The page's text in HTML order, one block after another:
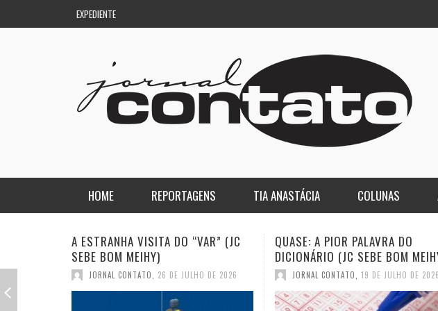
EXPEDIENTE
HOME REPORTAGENS
REGIONAL
TIA ANASTÁCIA COLUNAS
DE PASSAGEM
QUASE: A PIOR PALAVRA DO
DICIONÁRIO (JC SEBE BOM MEIHY)
JORNAL CONTATO 19 DE JULHO DE 2026
A DEMOCRACIA OLIGÁRQUICA
GASPARI)
JORNAL CONTATO 12 DE JULHO DE 2026